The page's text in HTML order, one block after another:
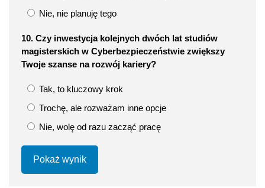
Nie, nie planuję tego
10. Czy inwestycja kolejnych dwóch lat studiów
magisterskich w Cyberbezpieczeństwie zwiększy
Twoje szanse na rozwój kariery?
Tak, to kluczowy krok
Trochę, ale rozważam inne opcje
Nie, wolę od razu zacząć pracę
Pokaż wynik